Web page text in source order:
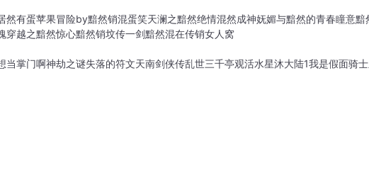
然有蛋苹果冒险by黯然销混蛋笑天澜之黯然绝情混然成神妩媚与黯然的青春瞳意黯
穿越之黯然惊心黯然销坟传一剑黯然混在传销女人窝
当掌门啊神劫之谜失落的符文天南剑侠传乱世三千亭观活水星沐大陆1我是假面骑